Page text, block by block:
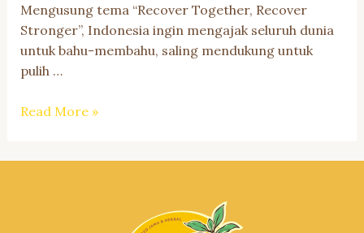
Mengusung tema “Recover Together, Recover
Stronger”, Indonesia ingin mengajak seluruh dunia
untuk bahu-membahu, saling mendukung untuk
pulih …
Jamu
Read More »